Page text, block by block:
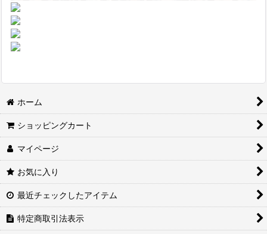
ホーム
ショッピングカート
マイページ
お気に入り
最近チェックしたアイテム
特定商取引法表示